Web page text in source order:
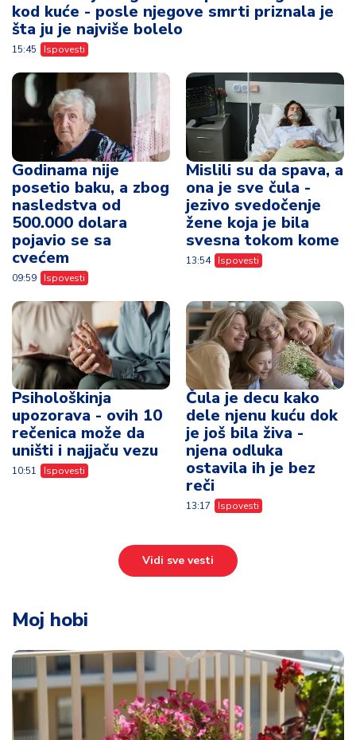
kod kuće - posle njegove smrti priznala je
šta ju je najviše bolelo
15:45 Ispovesti
Godinama nije
posetio baku, a zbog
nasledstva od
500.000 dolara
pojavio se sa
cvećem
09:59 Ispovesti
Mislili su da spava, a
ona je sve čula -
jezivo svedočenje
žene koja je bila
svesna tokom kome
13:54 Ispovesti
Psihološkinja
upozorava - ovih 10
rečenica može da
uništi i najjaču vezu
10:51 Ispovesti
Čula je decu kako
dele njenu kuću dok
je još bila živa -
njena odluka
ostavila ih je bez
reči
13:17 Ispovesti
Vidi sve vesti
Moj hobi